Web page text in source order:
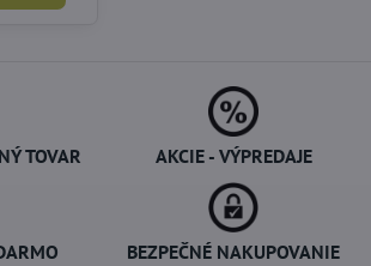
TOVAR AKCIE - VÝPREDAJE
BEZPEČNÉ NAKUPOVANIE